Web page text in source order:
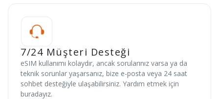
7/24 Müşteri Desteği
eSIM kullanımı kolaydır, ancak sorularınız varsa ya da
teknik sorunlar yaşarsanız, bize e-posta veya 24 saat
sohbet desteğiyle ulaşabilirsiniz. Yardım etmek için
buradayız.